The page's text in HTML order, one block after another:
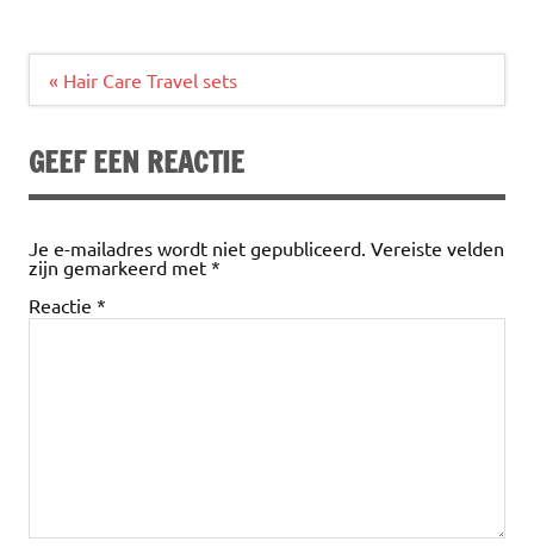
Bericht
« Hair Care Travel sets
GEEF EEN REACTIE
Je e-mailadres wordt niet gepubliceerd. Vereiste velden
zijn gemarkeerd met *
Reactie *